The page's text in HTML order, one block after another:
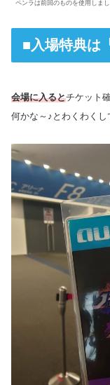
ペンラは前回のものを使用しま
■入場特典は
会場に入るとチケット
何かな～♪とわくわくし